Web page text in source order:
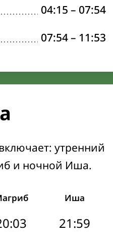
04:15 – 07:54
07:54– 11:53
утренний
и ночной Иша.
Иша
21:59